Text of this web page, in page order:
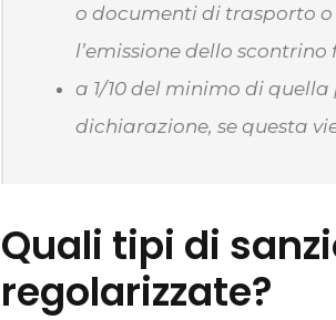
o documenti di trasporto
l’emissione dello scontrino
a 1/10 del minimo di
dichiarazione, se questa
Quali tipi di
regolarizzate?